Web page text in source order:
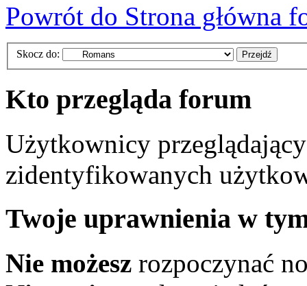
Powrót do Strona główna
Skocz do:
Kto przegląda forum
Użytkownicy
zidentyfikowanych
Twoje uprawnienia w
Nie możesz rozpoczynać